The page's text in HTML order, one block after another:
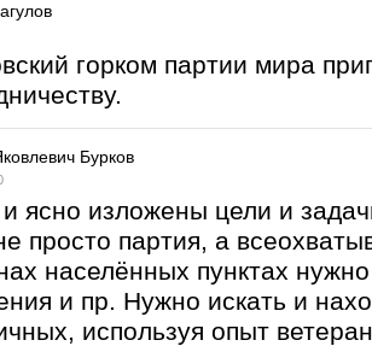
горком партии мира
Бурков
и ясно изложены цели и
просто партия, а
населённых пунктах
и пр. Нужно искать и
используя опыт